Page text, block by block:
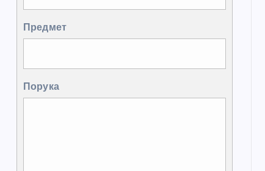
Предмет
Порука